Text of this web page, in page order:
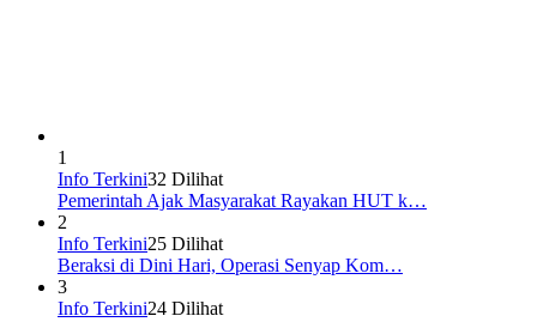
1
Info Terkini32 Dilihat
Pemerintah Ajak Masyarakat Rayakan HUT k…
2
Info Terkini25 Dilihat
Beraksi di Dini Hari, Operasi Senyap Kom…
3
Info Terkini24 Dilihat